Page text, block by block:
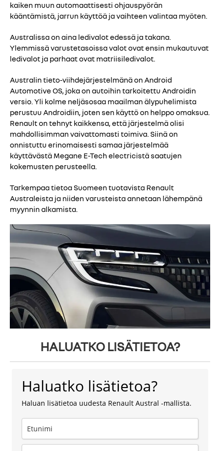
kaiken muun automaattisesti ohjauspyörän
kääntämistä, jarrun käyttöä ja vaihteen valintaa myöten.
Australissa on aina ledivalot edessä ja takana.
Ylemmissä varustetasoissa valot ovat ensin mukautuvat
ledivalot ja parhaat ovat matriisiledivalot.
Australin tieto-viihdejärjestelmänä on Android
Automotive OS, joka on autoihin tarkoitettu Androidin
versio. Yli kolme neljäsosaa maailman älypuhelimista
perustuu Androidiin, joten sen käyttö on helppo omaksua.
Renault on tehnyt kaikkensa, että järjestelmä olisi
mahdollisimman vaivattomasti toimiva. Siinä on
onnistuttu erinomaisesti samaa järjestelmää
käyttävästä Megane E-Tech electricistä saatujen
kokemusten perusteella.
Tarkempaa tietoa Suomeen tuotavista Renault
Australeista ja niiden varusteista annetaan lähempänä
myynnin alkamista.
HALUATKO LISÄTIETOA?
Haluatko lisätietoa?
Haluan lisätietoa uudesta Renault Austral -mallista.